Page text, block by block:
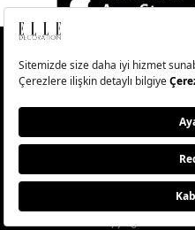
© Big Medya Teknoloji A.Ş.
Caddesi No:27/